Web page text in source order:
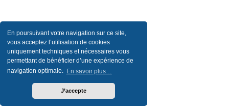
En poursuivant votre navigation sur ce site,
vous acceptez l’utilisation de cookies
uniquement techniques et nécessaires vous
permettant de bénéficier d’une expérience de
navigation optimale. En savoir plus…
J’accepte